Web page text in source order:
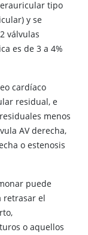
tipo
y se
válvulas
es de 3 a 4%
cardíaco
residual, e
menos
AV derecha,
o estenosis
puede
retrasar el
o aquellos